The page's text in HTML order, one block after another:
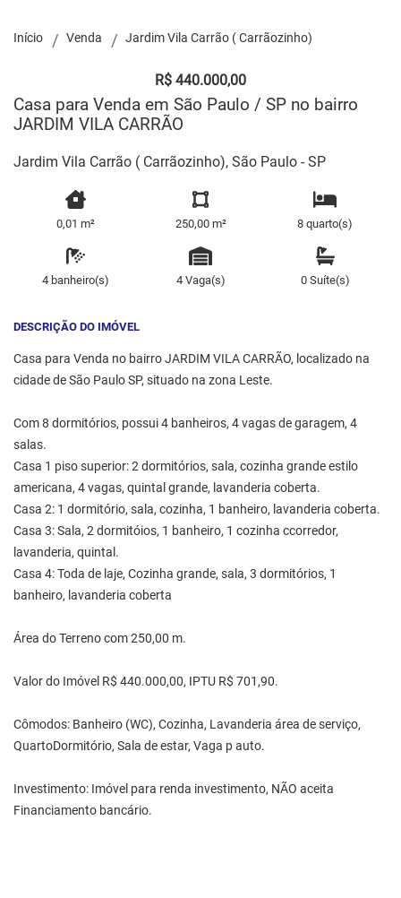
Início Venda Jardim Vila Carrão ( Carrãozinho)
R$ 440.000,00
Casa para Venda em São Paulo / SP no bairro
JARDIM VILA CARRÃO
Jardim Vila Carrão ( Carrãozinho), São Paulo - SP
0,01 m² 250,00 m² 8 quarto(s)
4 banheiro(s) 4 Vaga(s) 0 Suíte(s)
DESCRIÇÃO DO IMÓVEL
Casa para Venda no bairro JARDIM VILA CARRÃO, localizado na
cidade de São Paulo SP, situado na zona Leste.
Com 8 dormitórios, possui 4 banheiros, 4 vagas de garagem, 4
salas.
Casa 1 piso superior: 2 dormitórios, sala, cozinha grande estilo
americana, 4 vagas, quintal grande, lavanderia coberta.
Casa 2: 1 dormitório, sala, cozinha, 1 banheiro, lavanderia coberta.
Casa 3: Sala, 2 dormitóios, 1 banheiro, 1 cozinha ccorredor,
lavanderia, quintal.
Casa 4: Toda de laje, Cozinha grande, sala, 3 dormitórios, 1
banheiro, lavanderia coberta
Área do Terreno com 250,00 m.
Valor do Imóvel R$ 440.000,00, IPTU R$ 701,90.
Cômodos: Banheiro (WC), Cozinha, Lavanderia área de serviço,
QuartoDormitório, Sala de estar, Vaga p auto.
Investimento: Imóvel para renda investimento, NÃO aceita
Financiamento bancário.